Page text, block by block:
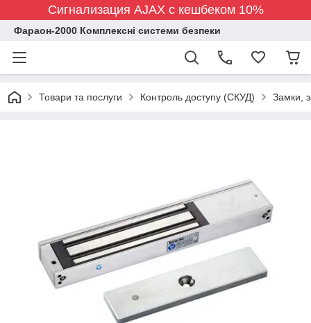
Сигнализация AJAX с кешбеком 10%
Фараон-2000 Комплексні системи безпеки
Товари та послуги Контроль доступу (СКУД) Замки,